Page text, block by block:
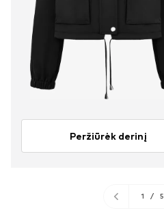
Peržiūrėk derinį
1 / 5